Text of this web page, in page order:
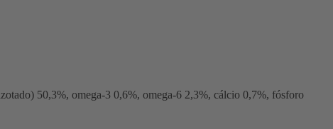
50,3%, omega-3 0,6%, omega-6 2,3%, cálcio 0,7%, fósforo